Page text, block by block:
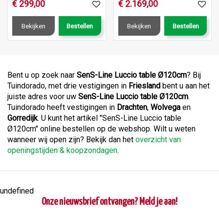
€ 299,00
Bekijken Bestellen
€ 2.169,00
Bekijken Bestellen
Bent u op zoek naar SenS-Line Luccio table Ø120cm? Bij
Tuindorado, met drie vestigingen in Friesland bent u aan het
juiste adres voor uw SenS-Line Luccio table Ø120cm.
Tuindorado heeft vestigingen in Drachten, Wolvega en
Gorredijk. U kunt het artikel "SenS-Line Luccio table
Ø120cm" online bestellen op de webshop. Wilt u weten
wanneer wij open zijn? Bekijk dan het overzicht van
openingstijden & koopzondagen.
undefined
Onze nieuwsbrief ontvangen? Meld je aan!